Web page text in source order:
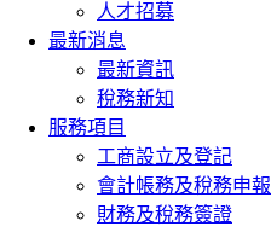
人才招募
最新消息
最新資訊
稅務新知
服務項目
工商設立及登記
會計帳務及稅務申報
財務及稅務簽證